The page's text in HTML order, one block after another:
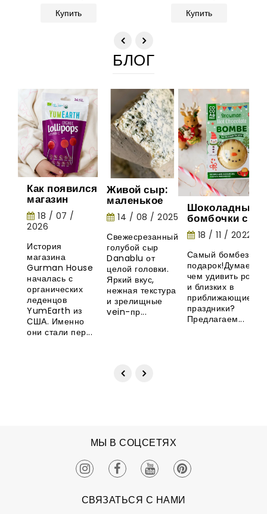
Купить
Купить
БЛОГ
Как появился
магазин
Gurman
House:
история
органических
леденцов
YumEarth
18 / 07 /
2026
История
магазина
Gurman House
началась с
органических
леденцов
YumEarth из
США. Именно
они стали пер...
Живой сыр:
маленькое
шоу природы
14 / 08 / 2025
Свежесрезанный
голубой сыр
Danablu от
целой головки.
Яркий вкус,
нежная текстура
и зрелищные
vein-пр...
Шоколадные
бомбочки с
маршмеллоу -
необычная
новинка из
18 / 11 / 2022
Самый бомбезный
подарок!Думаете,
чем удивить
и близких в
приближающиеся
праздники?
Предлагаем...
МЫ В СОЦСЕТЯХ
СВЯЗАТЬСЯ С НАМИ